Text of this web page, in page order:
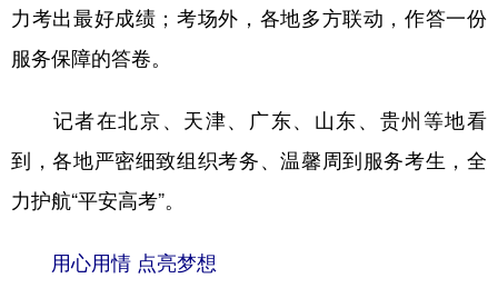
力考出最好成绩；考场外，各地多方联动，作答一份
服务保障的答卷。
记者在北京、天津、广东、山东、贵州等地看
到，各地严密细致组织考务、温馨周到服务考生，全
力护航“平安高考”。
用心用情 点亮梦想